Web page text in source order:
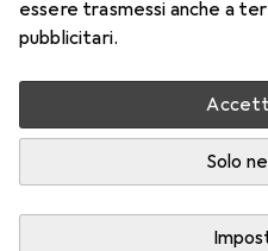
essere trasmessi anche a
pubblicitari.
Solo
Consegna tra ven, 14/8 e
Più di 10 pezzi in stock